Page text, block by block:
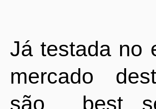
Já testada no
mercado
são
best